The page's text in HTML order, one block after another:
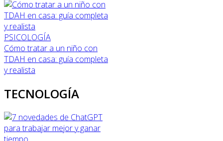
PSICOLOGÍA
Cómo tratar a un niño con
TDAH en casa: guía completa
y realista
TECNOLOGÍA